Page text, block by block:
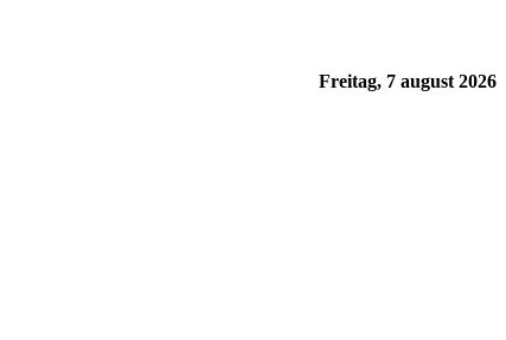
Freitag, 7 august 2026